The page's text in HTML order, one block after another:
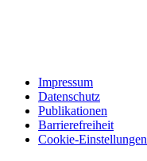
Impressum
Datenschutz
Publikationen
Barrierefreiheit
Cookie-Einstellungen